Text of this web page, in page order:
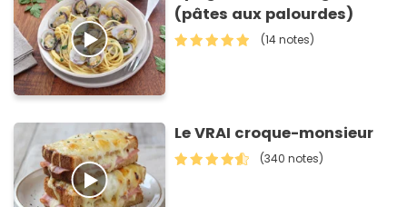
(pâtes aux palourdes)
(14 notes)
Le VRAI croque-monsieur
(340 notes)